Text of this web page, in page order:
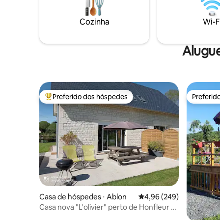
km do mar. Ao longo de uma ciclovia, um
percurso de pesca e no cruzamento de
muitas trilhas!
partir da
Cozinha Wi-
Entre os melhores preferidos dos hóspedes
Preferido dos hóspedes
Casa de hóspedes ⋅ Ablon 4,96 de uma avaliação
4,96 (249)
Casa nova "L'olivier" perto de Honfleur e